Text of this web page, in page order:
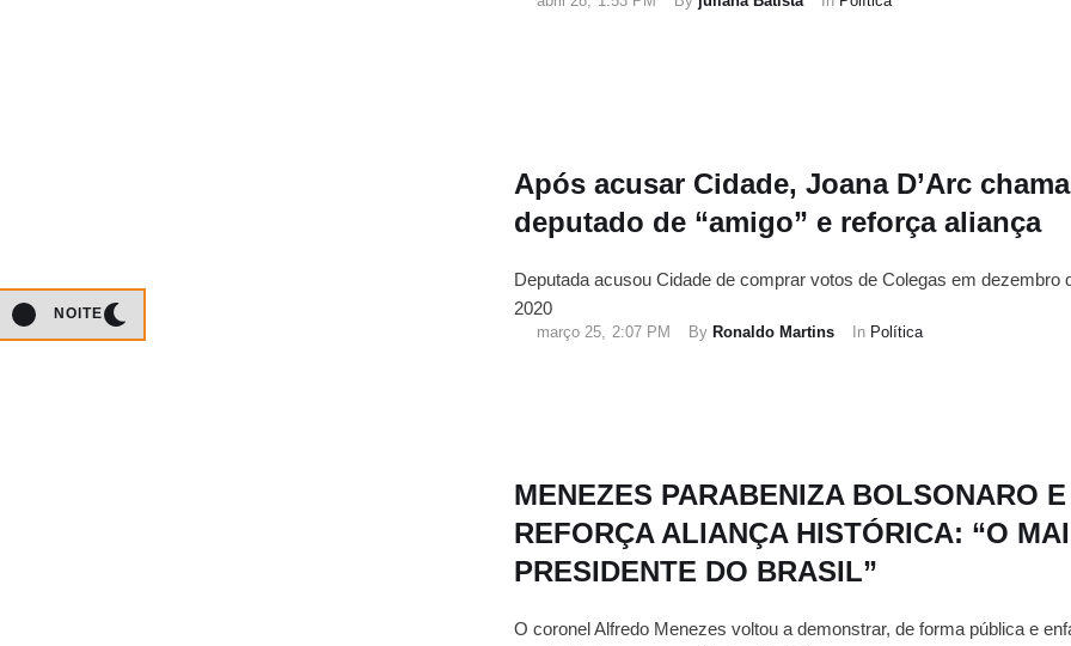
NOITE
Após acusar Cidade, Joana D’Arc chama
deputado de “amigo” e reforça aliança
Deputada acusou Cidade de comprar votos de Colegas em dezembro
2020
março 25, 2:07 PM By Ronaldo Martins In Política
MENEZES PARABENIZA BOLSONARO E
REFORÇA ALIANÇA HISTÓRICA: “O
PRESIDENTE DO BRASIL”
O coronel Alfredo Menezes voltou a demonstrar, de forma pública e